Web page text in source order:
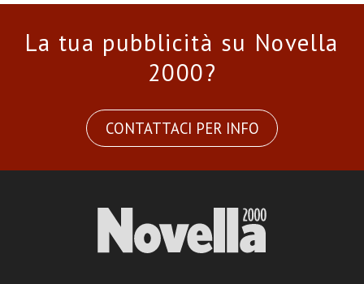
La tua pubblicità su Novella
2000?
CONTATTACI PER INFO